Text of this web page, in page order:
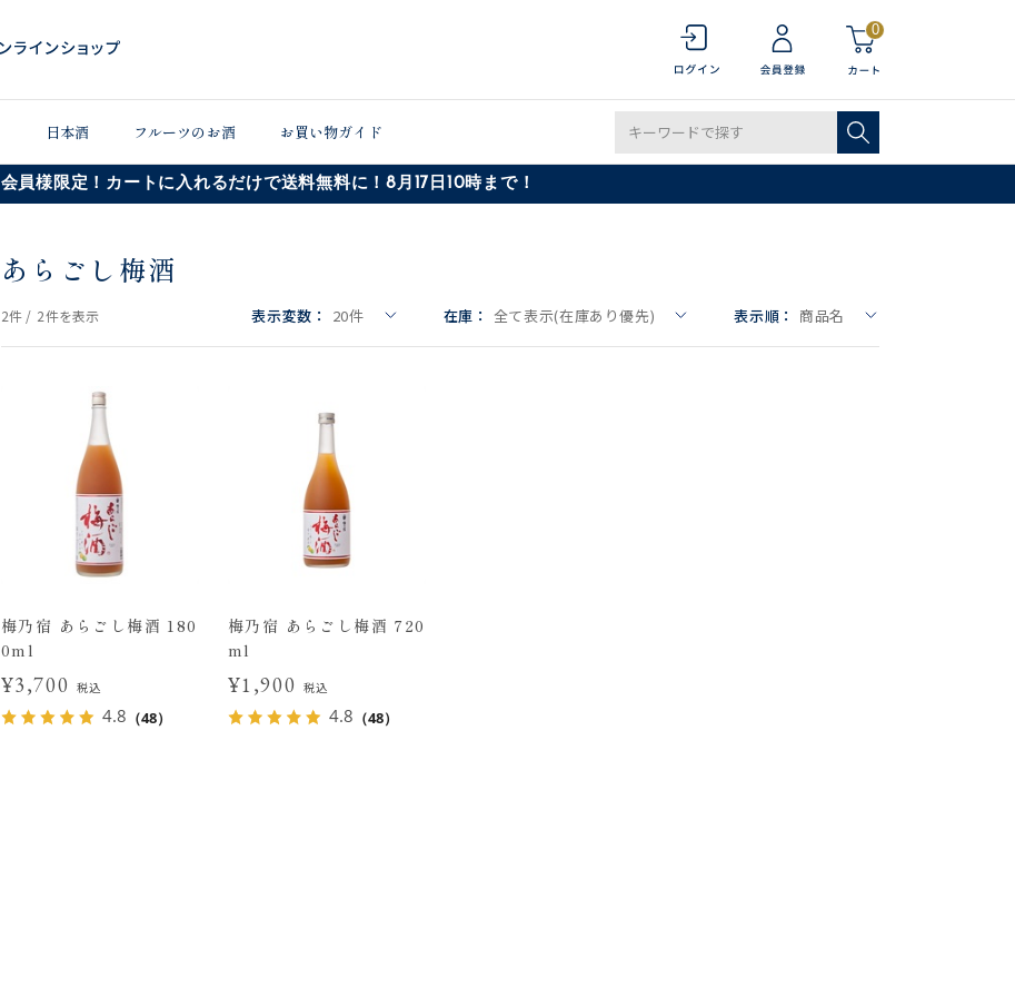
0
日本酒 フルーツのお酒 お買い物ガイド
会員様限定！カートに入れるだけで送料無料に！8月17日10時まで！
あらごし梅酒
2件 / 2件を表示 表示変数： 20件 在庫： 全て表示(在庫あり優先) 表示順： 商品名
梅乃宿 あらごし梅酒 180
0ml
¥3,700 税込
4.8 （48）
梅乃宿 あらごし梅酒 720
ml
¥1,900 税込
4.8 （48）